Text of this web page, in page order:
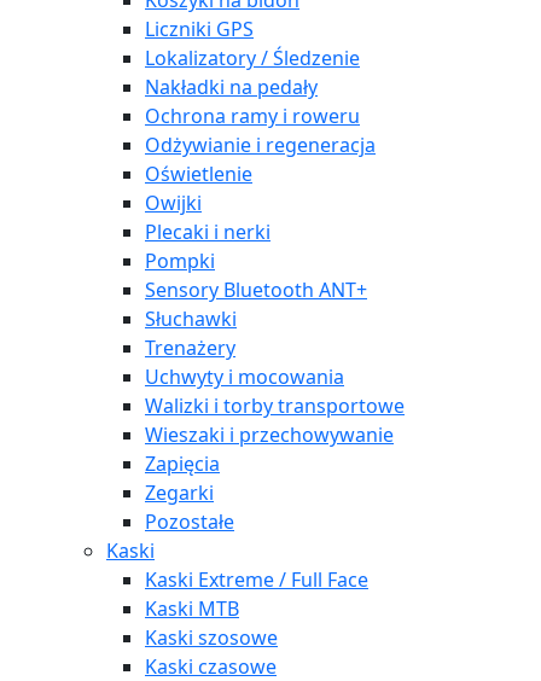
Liczniki GPS
Lokalizatory / Śledzenie
Nakładki na pedały
Ochrona ramy i roweru
Odżywianie i regeneracja
Oświetlenie
Owijki
Plecaki i nerki
Pompki
Sensory Bluetooth ANT+
Słuchawki
Trenażery
Uchwyty i mocowania
Walizki i torby transportowe
Wieszaki i przechowywanie
Zapięcia
Zegarki
Pozostałe
Kaski
Kaski Extreme / Full Face
Kaski MTB
Kaski szosowe
Kaski czasowe